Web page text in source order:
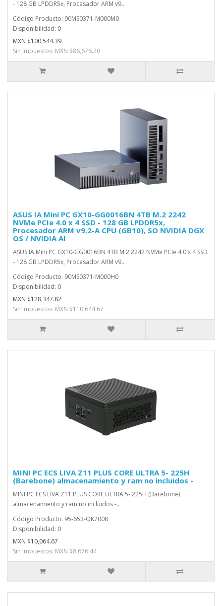
- 128 GB LPDDR5x, Procesador ARM v9..
Código Producto: 90MS0371-M000M0
Disponibilidad: 0
MXN $100,544.39
Sin impuestos: MXN $86,676.20
ASUS IA Mini PC GX10-GG0016BN 4TB M.2 2242
NVMe PCIe 4.0 x 4 SSD - 128 GB LPDDR5x,
Procesador ARM v9.2-A CPU (GB10), SO NVIDIA DGX
OS / NVIDIA AI
ASUS IA Mini PC GX10-GG0016BN 4TB M.2 2242 NVMe PCIe 4.0 x 4 SSD
- 128 GB LPDDR5x, Procesador ARM v9..
Código Producto: 90MS0371-M000H0
Disponibilidad: 0
MXN $128,347.82
Sin impuestos: MXN $110,644.67
MINI PC ECS LIVA Z11 PLUS CORE ULTRA 5- 225H
(Barebone) almacenamiento y ram no incluidos -
MINI PC ECS LIVA Z11 PLUS CORE ULTRA 5- 225H (Barebone)
almacenamiento y ram no incluidos -..
Código Producto: 95-653-QK7008
Disponibilidad: 0
MXN $10,064.67
Sin impuestos: MXN $8,676.44